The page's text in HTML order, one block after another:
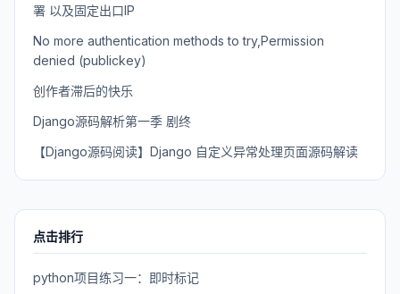
署 以及固定出口IP
No more authentication methods to try,Permission
denied (publickey)
创作者滞后的快乐
Django源码解析第一季 剧终
【Django源码阅读】Django 自定义异常处理页面源码解读
点击排行
python项目练习一：即时标记